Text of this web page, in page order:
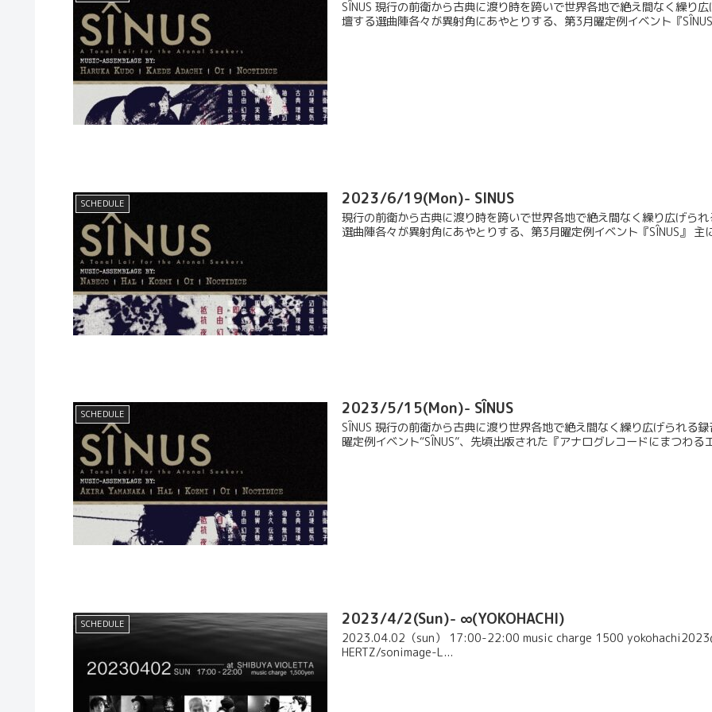
SÎNUS 現行の前衛から古典に渡り時を跨いで世界各地で絶え間なく繰り
壇する選曲陣各々が異射角にあやとりする、第3月曜定例イベント『
SCHEDULE 2023/6/19(Mon)- SINUS
現行の前衛から古典に渡り時を跨いで世界各地で絶え間なく繰り広げら
選曲陣各々が異射角にあやとりする、第3月曜定例イベント『SÎNUS』
SCHEDULE 2023/5/15(Mon)- SÎNUS
SÎNUS 現行の前衛から古典に渡り世界各地で絶え間なく繰り広げられる
曜定例イベント“SÎNUS”、先頃出版された『アナログレコードにまつわ
SCHEDULE 2023/4/2(Sun)- ∞(YOKOHACHI)
2023.04.02（sun） 17:00-22:00 music charge 1500
HERTZ/sonimage-L...